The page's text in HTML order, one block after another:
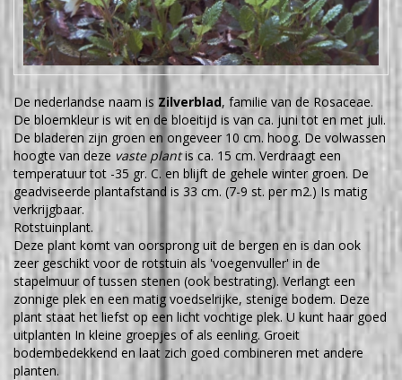
De nederlandse naam is Zilverblad, familie van de Rosaceae.
De bloemkleur is wit en de bloeitijd is van ca. juni tot en met juli.
De bladeren zijn groen en ongeveer 10 cm. hoog. De volwassen
hoogte van deze vaste plantis ca. 15 cm. Verdraagt een
temperatuur tot -35 gr. C. en blijft de gehele winter groen. De
geadviseerde plantafstand is 33 cm. (7-9 st. per m2.) Is matig
verkrijgbaar.
Rotstuinplant.
Deze plant komt van oorsprong uit de bergen en is dan ook
zeer geschikt voor de rotstuin als 'voegenvuller' in de
stapelmuur of tussen stenen (ook bestrating). Verlangt een
zonnige plek en een matig voedselrijke, stenige bodem. Deze
plant staat het liefst op een licht vochtige plek. U kunt haar goed
uitplanten In kleine groepjes of als eenling. Groeit
bodembedekkend en laat zich goed combineren met andere
planten.